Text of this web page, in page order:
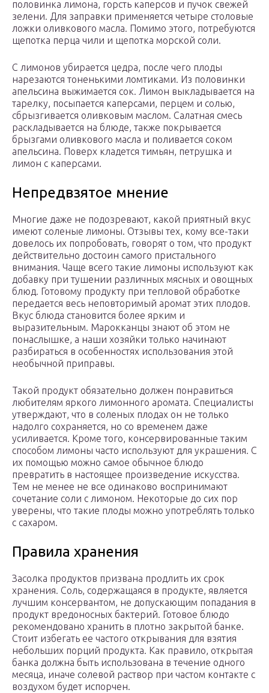
половинка лимона, горсть каперсов и пучок свежей
зелени. Для заправки применяется четыре столовые
ложки оливкового масла. Помимо этого, потребуются
щепотка перца чили и щепотка морской соли.
С лимонов убирается цедра, после чего плоды
нарезаются тоненькими ломтиками. Из половинки
апельсина выжимается сок. Лимон выкладывается на
тарелку, посыпается каперсами, перцем и солью,
сбрызгивается оливковым маслом. Салатная смесь
раскладывается на блюде, также покрывается
брызгами оливкового масла и поливается соком
апельсина. Поверх кладется тимьян, петрушка и
лимон с каперсами.
Непредвзятое мнение
Многие даже не подозревают, какой приятный вкус
имеют соленые лимоны. Отзывы тех, кому все-таки
довелось их попробовать, говорят о том, что продукт
действительно достоин самого пристального
внимания. Чаще всего такие лимоны используют как
добавку при тушении различных мясных и овощных
блюд. Готовому продукту при тепловой обработке
передается весь неповторимый аромат этих плодов.
Вкус блюда становится более ярким и
выразительным. Марокканцы знают об этом не
понаслышке, а наши хозяйки только начинают
разбираться в особенностях использования этой
необычной приправы.
Такой продукт обязательно должен понравиться
любителям яркого лимонного аромата. Специалисты
утверждают, что в соленых плодах он не только
надолго сохраняется, но со временем даже
усиливается. Кроме того, консервированные таким
способом лимоны часто используют для украшения. С
их помощью можно самое обычное блюдо
превратить в настоящее произведение искусства.
Тем не менее не все одинаково воспринимают
сочетание соли с лимоном. Некоторые до сих пор
уверены, что такие плоды можно употреблять только
с сахаром.
Правила хранения
Засолка продуктов призвана продлить их срок
хранения. Соль, содержащаяся в продукте, является
лучшим консервантом, не допускающим попадания в
продукт вредоносных бактерий. Готовое блюдо
рекомендовано хранить в плотно закрытой банке.
Стоит избегать ее частого открывания для взятия
небольших порций продукта. Как правило, открытая
банка должна быть использована в течение одного
месяца, иначе солевой раствор при частом контакте с
воздухом будет испорчен.